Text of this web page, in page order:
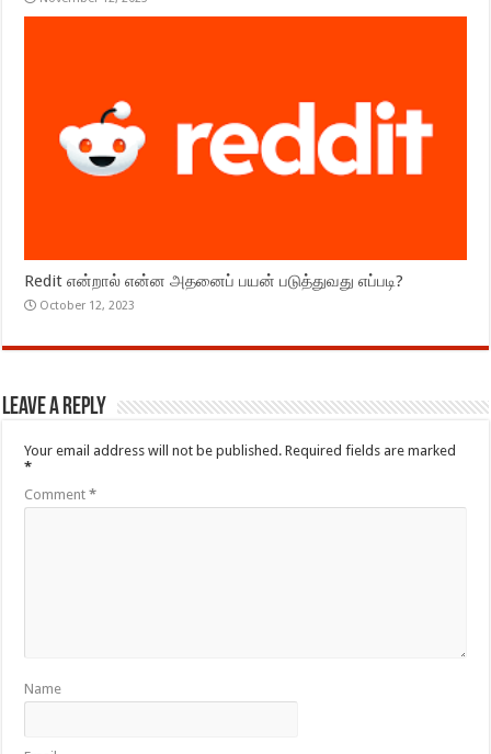
Redit என்றால் என்ன அதனைப் பயன் படுத்துவது எப்படி?
October 12, 2023
Leave a Reply
Your email address will not be published. Required fields are marked
*
Comment*
Name